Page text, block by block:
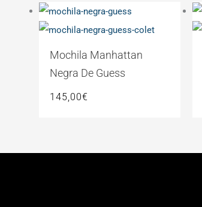
Mochila Manhattan
Negra De Guess
145,00€